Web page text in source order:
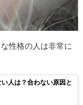
性格の人は非常に
人は？合わない原因と